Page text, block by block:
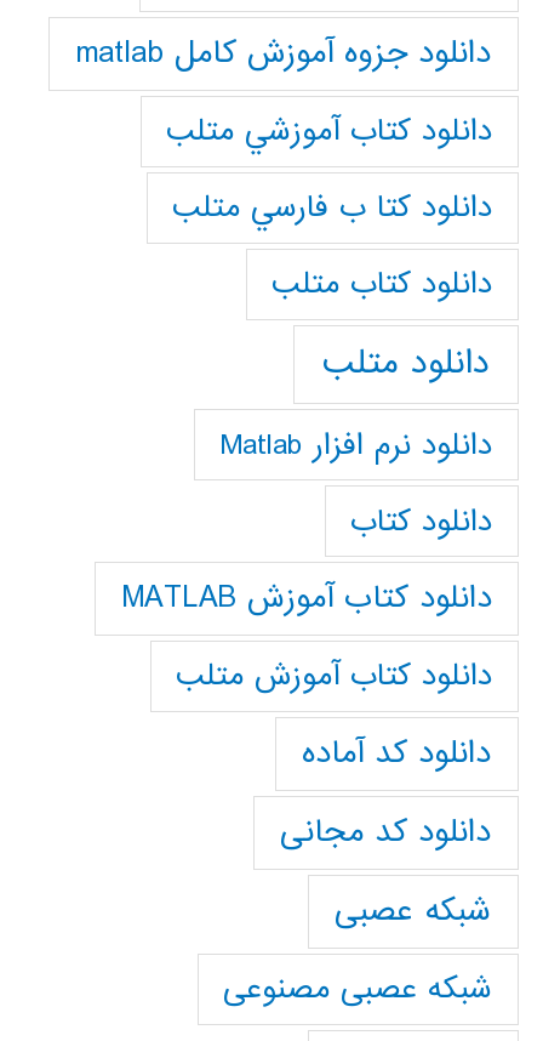
دانلود جزوه آموزش کامل matlab
دانلود كتاب آموزشي متلب
دانلود كتا ب فارسي متلب
دانلود كتاب متلب
دانلود متلب
دانلود نرم افزار Matlab
دانلود کتاب
دانلود کتاب آموزش MATLAB
دانلود کتاب آموزش متلب
دانلود کد آماده
دانلود کد مجانی
شبکه عصبی
شبکه عصبی مصنوعی